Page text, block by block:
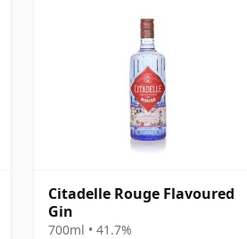
Citadelle Rouge Flavoured
Gin
700ml • 41.7%